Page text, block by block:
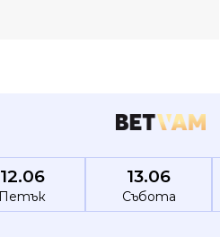
12.06
Петък
13.06
Събота